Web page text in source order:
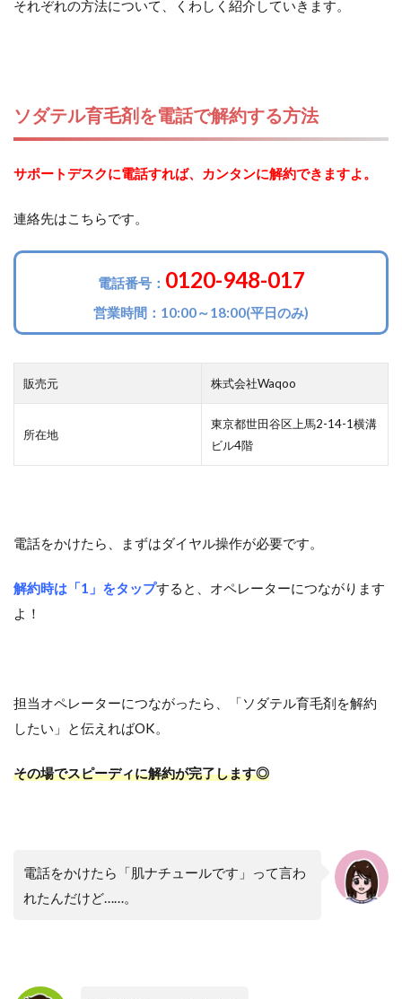
それぞれの方法について、くわしく紹介していきます。
ソダテル育毛剤を電話で解約する方法
サポートデスクに電話すれば、カンタンに解約できますよ。
連絡先はこちらです。
電話番号： 0120-948-017
営業時間：10:00～18:00(平日のみ)
販売元 株式会社Waqoo
所在地
東京都世田谷区上馬2-14-1横溝
ビル4階
電話をかけたら、まずはダイヤル操作が必要です。
解約時は「1」をタップすると、オペレーターにつながります
よ！
担当オペレーターにつながったら、「ソダテル育毛剤を解約
したい」と伝えればOK。
その場でスピーディに解約が完了します◎
電話をかけたら「肌ナチュールです」って言わ
れたんだけど……。